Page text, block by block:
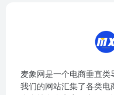
麦象网是一个电商垂直类
我们的网站汇集了各类